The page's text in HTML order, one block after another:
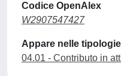
Codice OpenAlex
W2907547427
Appare nelle
04.01 - Contributo in